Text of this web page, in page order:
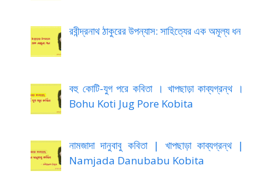
রবীন্দ্রনাথ ঠাকুরের উপন্যাস: সাহিত্যের এক অমূল্য ধন
বহু কোটি-যুগ পরে কবিতা । খাপছাড়া কাব্যগ্রন্থ ।
Bohu Koti Jug Pore Kobita
নামজাদা দানুবাবু কবিতা | খাপছাড়া কাব্যগ্রন্থ |
Namjada Danubabu Kobita